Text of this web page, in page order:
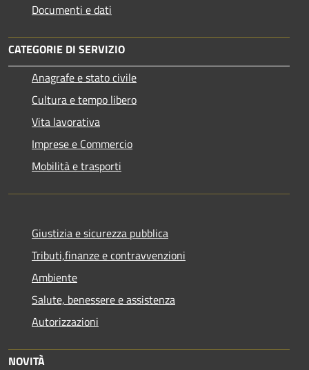
Documenti e dati
CATEGORIE DI SERVIZIO
Anagrafe e stato civile
Cultura e tempo libero
Vita lavorativa
Imprese e Commercio
Mobilità e trasporti
Giustizia e sicurezza pubblica
Tributi,finanze e contravvenzioni
Ambiente
Salute, benessere e assistenza
Autorizzazioni
NOVITÀ